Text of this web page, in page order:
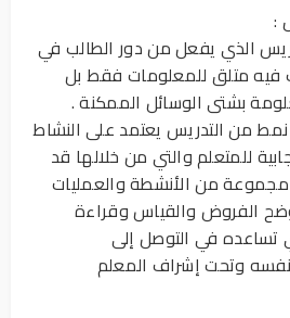
:
الذي يفعل من دور الطالب في
فيه متلق للمعلومات فقط بل
بشتى الوسائل الممكنة .
من التدريس يعتمد على النشاط
للمتعلم والتي من خلالها قد
من الأنشطة والعمليات
الفروض والقياس وقراءة
تساعده في التوصل إلى
وتحت إشراف المعلم